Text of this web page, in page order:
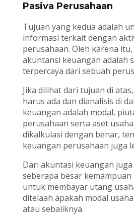
Pasiva Perusahaan
Tujuan yang kedua adalah
informasi terkait dengan
perusahaan. Oleh karena
akuntansi keuangan adalah
terpercaya dari sebuah
Jika dilihat dari tujuan di
harus ada dan dianalisis di
keuangan adalah modal,
perusahaan serta aset
dikalkulasi dengan benar,
keuangan perusahaan juga
Dari akuntasi keuangan
seberapa besar
untuk membayar utang
ditelaah apakah modal
atau sebaliknya.